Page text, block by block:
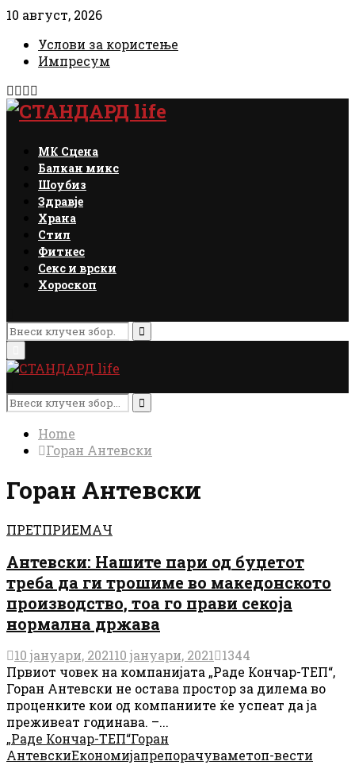
10 август, 2026
Услови за користење
Импресум
Facebook
Instagram
Email
МК Сцена
Балкан микс
Шоубиз
Здравје
Храна
Стил
Фитнес
Секс и врски
Хороскоп
Search
for:
Search
Menu
Search
for:
Search
Home
Горан Антевски
Горан Антевски
ПРЕТПРИЕМАЧ
Антевски: Нашите пари од буџетот
треба да ги трошиме во македонското
производство, тоа го прави секоја
нормална држава
10 јануари, 202110 јануари, 2021 1344
Првиот човек на компанијата „Раде Кончар-ТЕП“,
Горан Антевски не остава простор за дилема во
проценките кои од компаниите ќе успеат да ја
преживеат годинава. –...
„Раде Кончар-ТЕП“Горан
АнтевскиЕкономијапрепорачуваметоп-вести